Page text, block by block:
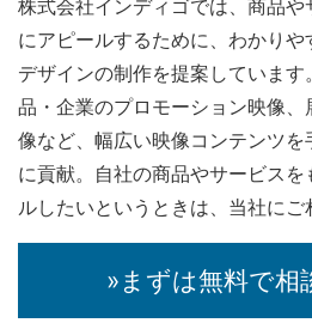
株式会社インディゴでは、商品
にアピールするために、わかり
デザインの制作を提案していま
品・企業のプロモーション映像、
像など、幅広い映像コンテンツ
に貢献。自社の商品やサービス
ルしたいというときは、当社にご
»まずは無料で相